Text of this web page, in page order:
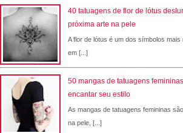
40 tatuagens de flor de lótus
próxima arte na pele
A flor de lótus é um dos símbolos
em [...]
50 mangas de tatuagens
encantar seu estilo
As mangas de tatuagens femininas
na pele, [...]